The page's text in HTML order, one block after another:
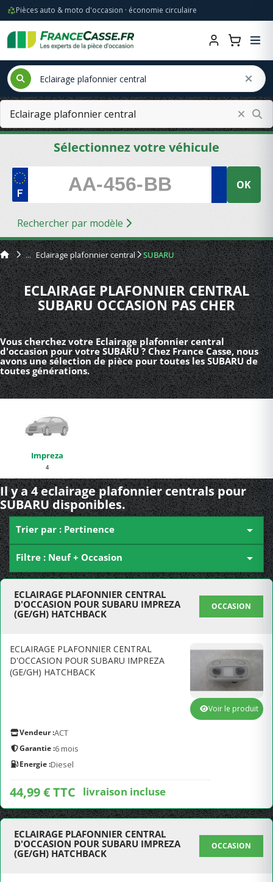
Pièces auto & moto d'occasion · économie circulaire
Sélectionnez votre véhicule
OK
Rechercher par modèle
Eclairage plafonnier central SUBARU
ECLAIRAGE PLAFONNIER CENTRAL
SUBARU OCCASION PAS CHER
Vous cherchez votre Eclairage plafonnier central
d'occasion pour votre SUBARU ? Chez France Casse, nous
avons une sélection de pièce pour toutes les SUBARU de
toutes générations.
Impreza
4
Il y a 4 eclairage plafonnier centrals pour
SUBARU disponibles.
Trier par : Pertinence 
Filtre : Neuf + Occasion 
ECLAIRAGE PLAFONNIER CENTRAL
D'OCCASION POUR SUBARU IMPREZA
(GE/GH) HATCHBACK
OCCASION
ECLAIRAGE PLAFONNIER CENTRAL
D'OCCASION POUR SUBARU IMPREZA
(GE/GH) HATCHBACK
Vendeur :ACT
Garantie :6 mois
Energie :Diesel
44,99 € TTC livraison incluse
Voir le produit
ECLAIRAGE PLAFONNIER CENTRAL
D'OCCASION POUR SUBARU IMPREZA
(GE/GH) HATCHBACK
OCCASION